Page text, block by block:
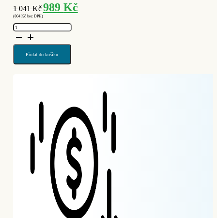
1 041KčPůvodní
cena
byla:
1
989 KčAktuální
cena
(804 Kčbez DPH)
DISTAR
Diamantová
matice
S
49/M14
HARD
CERAMICS
Přidat do košíku